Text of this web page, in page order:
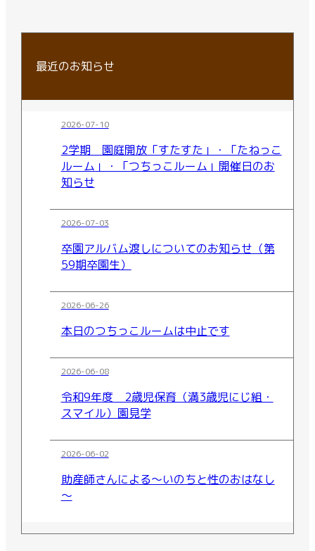
最近のお知らせ
2026-07-10
2学期 園庭開放「すたすた」・「たねっこ
ルーム」・「つちっこルーム」開催日のお
知らせ
2026-07-03
卒園アルバム渡しについてのお知らせ（第
59期卒園生）
2026-06-26
本日のつちっこルームは中止です
2026-06-08
令和9年度 2歳児保育（満3歳児にじ組・
スマイル）園見学
2026-06-02
助産師さんによる～いのちと性のおはなし
～